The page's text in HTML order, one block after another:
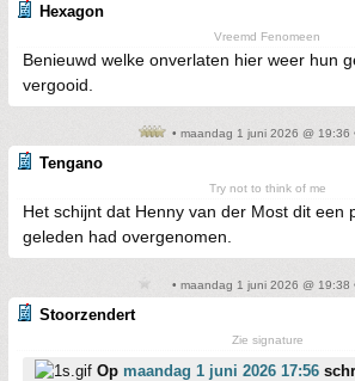
Hexagon
Vreemd Fenomeen
Benieuwd welke onverlaten hier weer hun
vergooid.
• maandag 1 juni 2026 @ 19:36
Tengano
Try not to think of me
Het schijnt dat Henny van der Most dit een
geleden had overgenomen.
• maandag 1 juni 2026 @ 19:38
Stoorzendert
Zie signature
Op maandag 1 juni 2026 17:56